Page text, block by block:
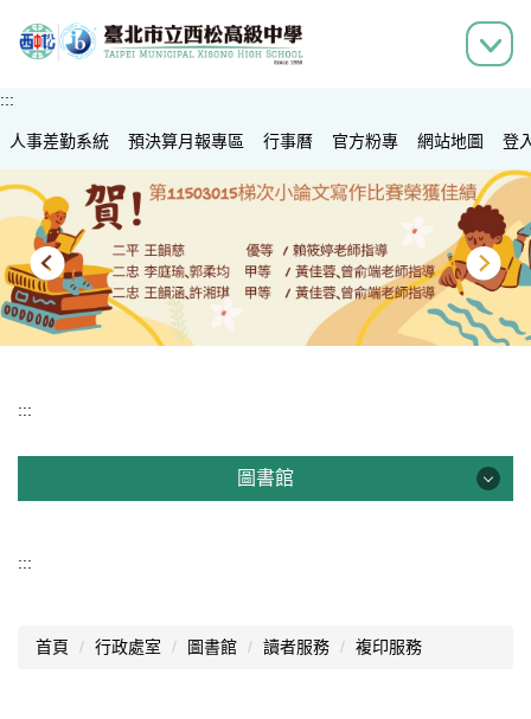
到
容
區
:::
人事差勤系統 預決算月報專區 行事曆 官方粉專 網站地圖 登
:::
圖書館
館藏查詢
:::
首頁 行政處室 圖書館 讀者服務 複印服務